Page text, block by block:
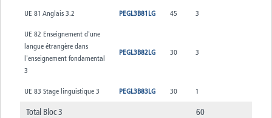
UE 81 Anglais 3.2 PEGL3B81LG 45 3
UE 82 Enseignement d'une
langue étrangère dans
l'enseignement fondamental
3
PEGL3B82LG 30 3
UE 83 Stage linguistique 3 PEGL3B83LG 30 1
Total Bloc 3 60